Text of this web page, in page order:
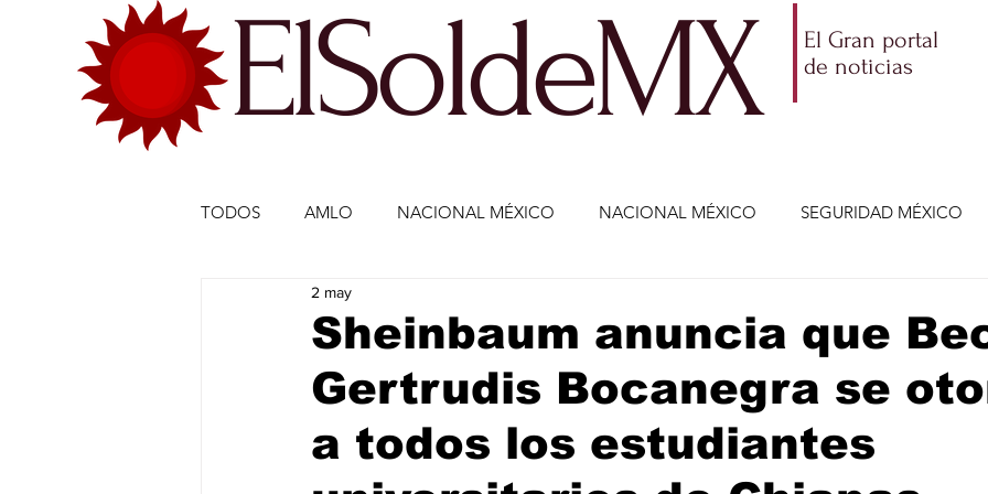
ElSoldeMX
El Gran portal
de noticias
TODOS AMLO NACIONAL MÉXICO NACIONAL MÉXICO SEGURIDAD MÉXICO
ECONOMÍA MÉXICO
DEPORTES DEPORTES CIENCIA Y TECNOLOGÍA ENTRETENIMIENTO
JALISCO-ENRIQUE ALFARO
Sheinbaum anuncia que
Gertrudis Bocanegra se
a todos los estudiantes
2 may